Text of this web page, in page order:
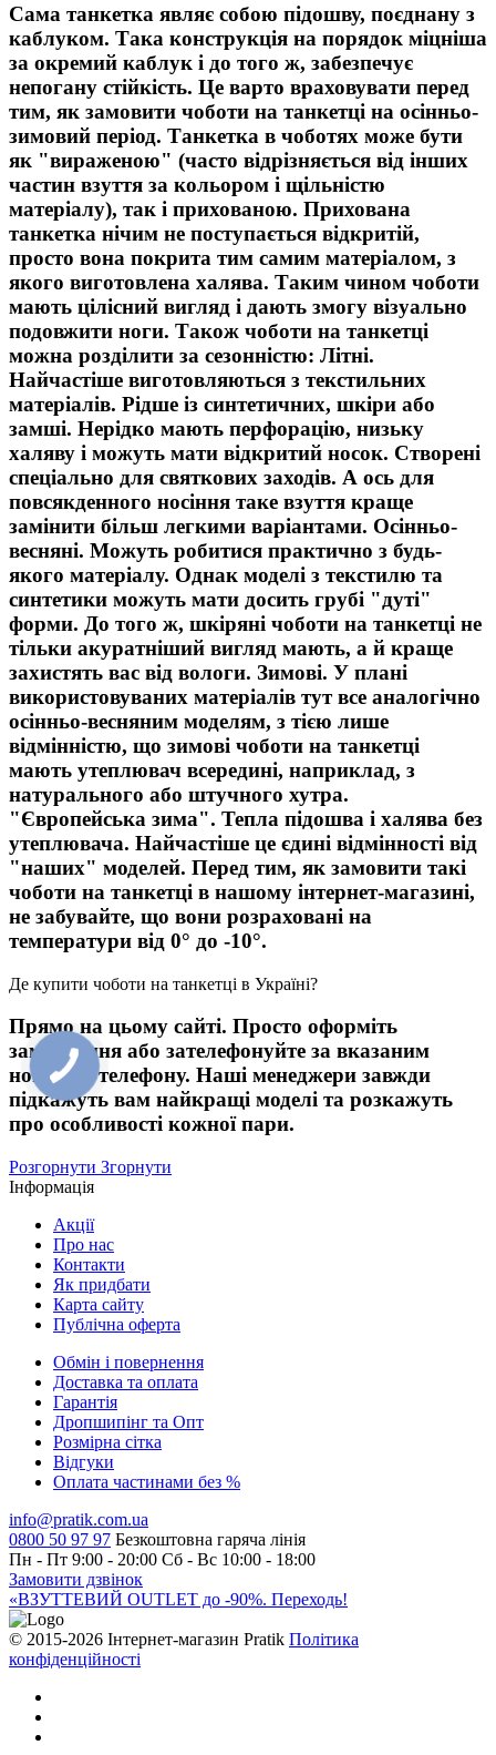
Сама танкетка являє собою підошву, поєднану з
каблуком. Така конструкція на порядок міцніша
за окремий каблук і до того ж, забезпечує
непогану стійкість. Це варто враховувати перед
тим, як замовити чоботи на танкетці на осінньо-
зимовий період. Танкетка в чоботях може бути
як "вираженою" (часто відрізняється від інших
частин взуття за кольором і щільністю
матеріалу), так і прихованою. Прихована
танкетка нічим не поступається відкритій,
просто вона покрита тим самим матеріалом, з
якого виготовлена халява. Таким чином чоботи
мають цілісний вигляд і дають змогу візуально
подовжити ноги. Також чоботи на танкетці
можна розділити за сезонністю: Літні.
Найчастіше виготовляються з текстильних
матеріалів. Рідше із синтетичних, шкіри або
замші. Нерідко мають перфорацію, низьку
халяву і можуть мати відкритий носок. Створені
спеціально для святкових заходів. А ось для
повсякденного носіння таке взуття краще
замінити більш легкими варіантами. Осінньо-
весняні. Можуть робитися практично з будь-
якого матеріалу. Однак моделі з текстилю та
синтетики можуть мати досить грубі "дуті"
форми. До того ж, шкіряні чоботи на танкетці не
тільки акуратніший вигляд мають, а й краще
захистять вас від вологи. Зимові. У плані
використовуваних матеріалів тут все аналогічно
осінньо-весняним моделям, з тією лише
відмінністю, що зимові чоботи на танкетці
мають утеплювач всередині, наприклад, з
натурального або штучного хутра.
"Європейська зима". Тепла підошва і халява без
утеплювача. Найчастіше це єдині відмінності від
"наших" моделей. Перед тим, як замовити такі
чоботи на танкетці в нашому інтернет-магазині,
не забувайте, що вони розраховані на
температури від 0° до -10°.
Де купити чоботи на танкетці в Україні?
Прямо на цьому сайті. Просто оформіть
замовлення або зателефонуйте за вказаним
номером телефону. Наші менеджери завжди
підкажуть вам найкращі моделі та розкажуть
про особливості кожної пари.
Розгорнути Згорнути
Інформація
Акції
Про нас
Контакти
Як придбати
Карта сайту
Публiчна оферта
Обмін і повернення
Доставка та оплата
Гарантiя
Дропшипінг та Опт
Розмірна сітка
Відгуки
Оплата частинами без %
info@pratik.com.ua
0800 50 97 97 Безкоштовна гаряча лінія
Пн - Пт 9:00 - 20:00 Сб - Вс 10:00 - 18:00
Замовити дзвінок
«ВЗУТТЕВИЙ OUTLET до -90%. Переходь!
© 2015-2026 Інтернет-магазин Pratik Політика
конфіденційності